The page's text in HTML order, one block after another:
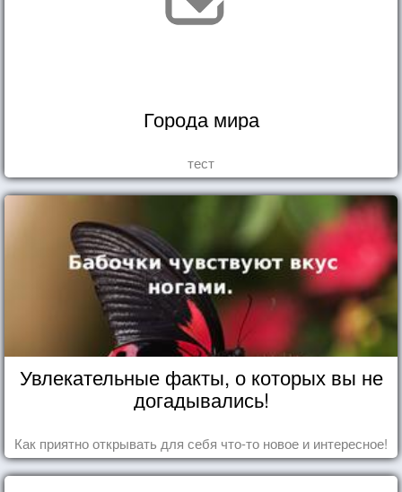
Города мира
тест
Увлекательные факты, о которых вы не
догадывались!
Как приятно открывать для себя что-то новое и интересное!